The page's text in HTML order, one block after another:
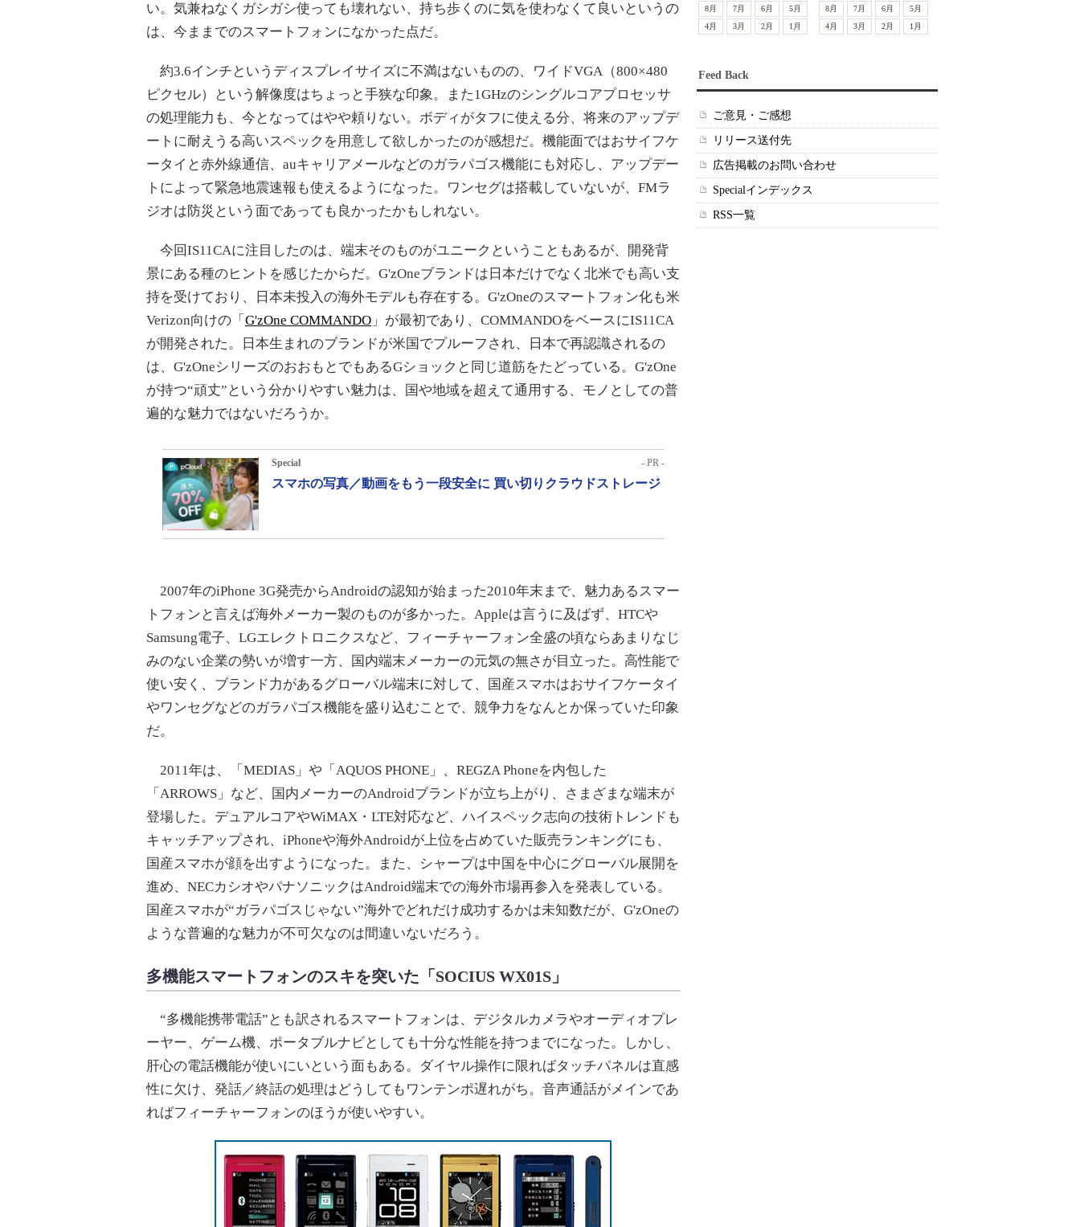
い。気兼ねなくガシガシ使っても壊れない、持ち歩くのに気を使わなくて良いというの
は、今ままでのスマートフォンになかった点だ。
約3.6インチというディスプレイサイズに不満はないものの、ワイドVGA（800×480
ピクセル）という解像度はちょっと手狭な印象。また1GHzのシングルコアプロセッサ
の処理能力も、今となってはやや頼りない。ボディがタフに使える分、将来のアップデ
ートに耐えうる高いスペックを用意して欲しかったのが感想だ。機能面ではおサイフケ
ータイと赤外線通信、auキャリアメールなどのガラパゴス機能にも対応し、アップデー
トによって緊急地震速報も使えるようになった。ワンセグは搭載していないが、FMラ
ジオは防災という面であっても良かったかもしれない。
今回IS11CAに注目したのは、端末そのものがユニークということもあるが、開発背
景にある種のヒントを感じたからだ。G'zOneブランドは日本だけでなく北米でも高い支
持を受けており、日本未投入の海外モデルも存在する。G'zOneのスマートフォン化も米
Verizon向けの「 G'zOne COMMANDO 」が最初であり、COMMANDOをベースにIS11CA
が開発された。日本生まれのブランドが米国でプルーフされ、日本で再認識されるの
は、G'zOneシリーズのおおもとでもあるGショックと同じ道筋をたどっている。G'zOne
が持つ“頑丈”という分かりやすい魅力は、国や地域を超えて通用する、モノとしての普
遍的な魅力ではないだろうか。
Special - PR -
スマホの写真／動画をもう一段安全に 買い切りクラウドストレージ
2007年のiPhone 3G発売からAndroidの認知が始まった2010年末まで、魅力あるスマー
トフォンと言えば海外メーカー製のものが多かった。Appleは言うに及ばず、HTCや
Samsung電子、LGエレクトロニクスなど、フィーチャーフォン全盛の頃ならあまりなじ
みのない企業の勢いが増す一方、国内端末メーカーの元気の無さが目立った。高性能で
使い安く、ブランド力があるグローバル端末に対して、国産スマホはおサイフケータイ
やワンセグなどのガラパゴス機能を盛り込むことで、競争力をなんとか保っていた印象
だ。
2011年は、「MEDIAS」や「AQUOS PHONE」、REGZA Phoneを内包した
「ARROWS」など、国内メーカーのAndroidブランドが立ち上がり、さまざまな端末が
登場した。デュアルコアやWiMAX・LTE対応など、ハイスペック志向の技術トレンドも
キャッチアップされ、iPhoneや海外Androidが上位を占めていた販売ランキングにも、
国産スマホが顔を出すようになった。また、シャープは中国を中心にグローバル展開を
進め、NECカシオやパナソニックはAndroid端末での海外市場再参入を発表している。
国産スマホが“ガラパゴスじゃない”海外でどれだけ成功するかは未知数だが、G'zOneの
ような普遍的な魅力が不可欠なのは間違いないだろう。
多機能スマートフォンのスキを突いた「SOCIUS WX01S」
“多機能携帯電話”とも訳されるスマートフォンは、デジタルカメラやオーディオプレ
ーヤー、ゲーム機、ポータブルナビとしても十分な性能を持つまでになった。しかし、
肝心の電話機能が使いにいという面もある。ダイヤル操作に限ればタッチパネルは直感
性に欠け、発話／終話の処理はどうしてもワンテンポ遅れがち。音声通話がメインであ
ればフィーチャーフォンのほうが使いやすい。
8月
7月 6月
5月
4月
3月 2月 1月
8月
7月 6月
5月
4月
3月 2月 1月
Feed Back
ご意見・ご感想
リリース送付先
広告掲載のお問い合わせ
Specialインデックス
RSS一覧